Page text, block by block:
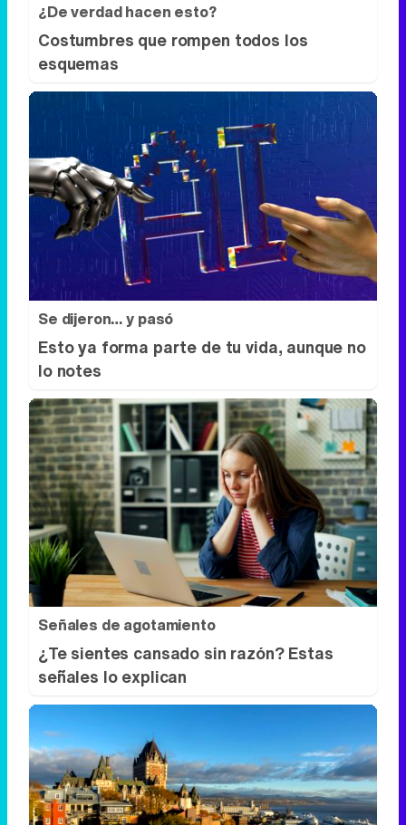
¿De verdad hacen esto?
Costumbres que rompen todos los
esquemas
Se dijeron… y pasó
Esto ya forma parte de tu vida, aunque no
lo notes
Señales de agotamiento
¿Te sientes cansado sin razón? Estas
señales lo explican